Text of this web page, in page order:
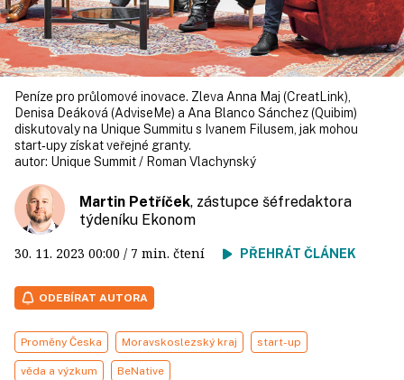
Peníze pro průlomové inovace. Zleva Anna Maj (CreatLink),
Denisa Deáková (AdviseMe) a Ana Blanco Sánchez (Quibim)
diskutovaly na Unique Summitu s Ivanem Filusem, jak mohou
start‑upy získat veřejné granty.
autor: Unique Summit / Roman Vlachynský
Martin Petříček, zástupce šéfredaktora
týdeníku Ekonom
30. 11. 2023 00:00 / 7 min. čtení PŘEHRÁT ČLÁNEK
ODEBÍRAT AUTORA
Proměny Česka Moravskoslezský kraj start-up
věda a výzkum BeNative